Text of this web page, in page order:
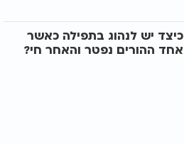
כיצד יש לנהוג בתפילה כאשר
אחד ההורים נפטר והאחר חי?